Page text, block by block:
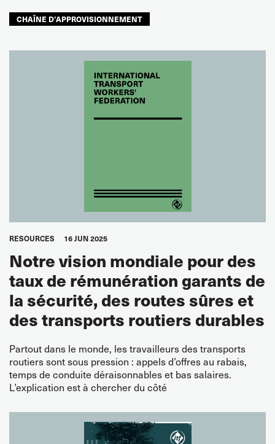
CHAÎNE D’APPROVISIONNEMENT
RESOURCES 16 JUN 2025
Notre vision mondiale pour des
taux de rémunération garants de
la sécurité, des routes sûres et
des transports routiers durables
Partout dans le monde, les travailleurs des transports
routiers sont sous pression : appels d’offres au rabais,
temps de conduite déraisonnables et bas salaires.
L’explication est à chercher du côté